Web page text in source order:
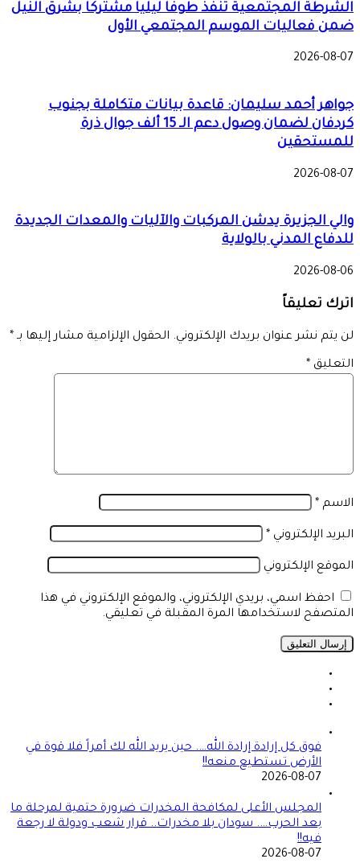
الشرطة المجتمعية تنفذ طوفا ليليا مشتركا بشرق النيل
ضمن فعاليات الموسم المجتمعي الأول
2026-08-07
جواهر أحمد سليمان: قاعدة بيانات متكاملة بجنوب
كردفان لضمان وصول دعم الـ 15 ألف جوال ذرة
للمستحقين
2026-08-07
والي الجزيرة يدشن المركبات والآليات والمعدات الجديدة
للدفاع المدني بالولاية
2026-08-06
اترك تعليقاً
لن يتم نشر عنوان بريدك الإلكتروني. الحقول الإلزامية مشار إليها بـ *
التعليق *
الاسم *
البريد الإلكتروني *
الموقع الإلكتروني
احفظ اسمي، بريدي الإلكتروني، والموقع الإلكتروني في هذا
المتصفح لاستخدامها المرة المقبلة في تعليقي.
فوق كل إرادة إرادة الله…. حين يريد الله لك أمراً فلا قوة في
الأرض تستطيع منعه!!
2026-08-07
المجلس الأعلى لمكافحة المخدرات ضرورة حتمية لمرحلة ما
بعد الحرب…. سودان بلا مخدرات.. قرار شعب ودولة لا رجعة
فيه!!
2026-08-07